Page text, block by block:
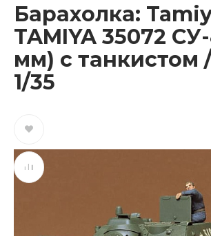
Барахолка:
TAMIYA 35072
мм) с танкистом
1/35